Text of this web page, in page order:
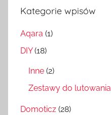
Kategorie wpisów
Aqara (1)
DIY(18)
Inne (2)
Zestawy do lutowania
Domoticz (28)